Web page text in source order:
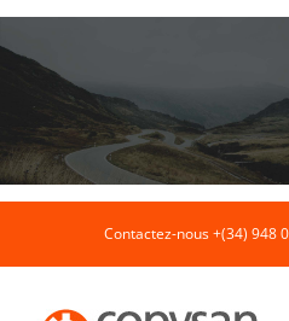
Passer
au
contenu
Contactez-nous +(34) 948